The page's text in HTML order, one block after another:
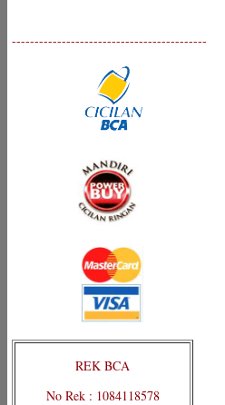
-------------------------------------------
REK BCA
No Rek : 1084118578